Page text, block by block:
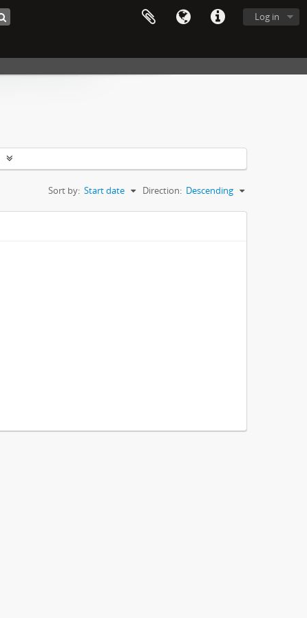
Log in
Sort by: Start date Direction: Descending